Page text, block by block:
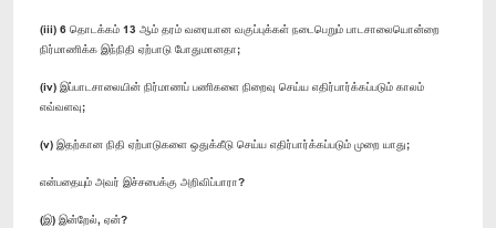
(iii) 6 தொடக்கம் 13 ஆம் தரம் வரையான வகுப்புக்கள் நடைபெறும் பாடசாலையொன்றை
நிர்மாணிக்க இந்நிதி ஏற்பாடு போதுமானதா;
(iv) இப்பாடசாலையின் நிர்மாணப் பணிகளை நிறைவு செய்ய எதிர்பார்க்கப்படும் காலம்
எவ்வளவு;
(v) இதற்கான நிதி ஏற்பாடுகளை ஒதுக்கீடு செய்ய எதிர்பார்க்கப்படும் முறை யாது;
என்பதையும் அவர் இச்சபைக்கு அறிவிப்பாரா?
(இ) இன்றேல், ஏன்?